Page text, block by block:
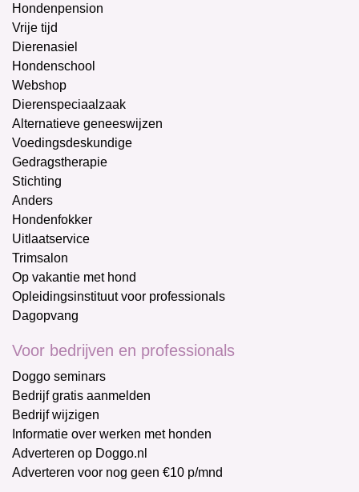
Hondenpension
Vrije tijd
Dierenasiel
Hondenschool
Webshop
Dierenspeciaalzaak
Alternatieve geneeswijzen
Voedingsdeskundige
Gedragstherapie
Stichting
Anders
Hondenfokker
Uitlaatservice
Trimsalon
Op vakantie met hond
Opleidingsinstituut voor professionals
Dagopvang
Voor bedrijven en professionals
Doggo seminars
Bedrijf gratis aanmelden
Bedrijf wijzigen
Informatie over werken met honden
Adverteren op Doggo.nl
Adverteren voor nog geen €10 p/mnd